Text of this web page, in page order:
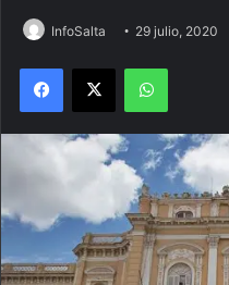
InfoSalta 29 julio, 2020
Facebook
X WhatsApp